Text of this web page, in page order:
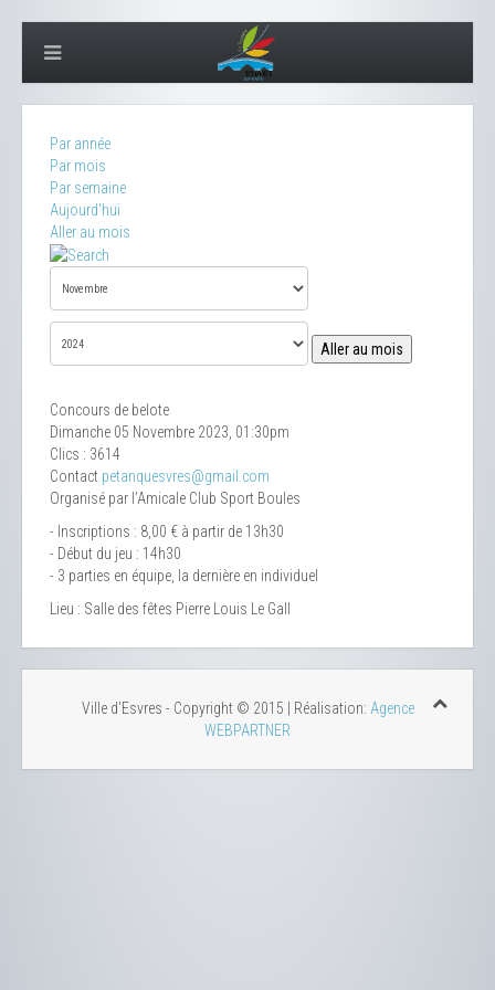
Par année
Par mois
Par semaine
Aujourd'hui
Aller au mois
Aller au mois
Concours de belote
Dimanche 05 Novembre 2023, 01:30pm
Clics : 3614
Contact petanquesvres@gmail.com
Organisé par l’Amicale Club Sport Boules
- Inscriptions : 8,00 € à partir de 13h30
- Début du jeu : 14h30
- 3 parties en équipe, la dernière en individuel
Lieu : Salle des fêtes Pierre Louis Le Gall
Ville d'Esvres - Copyright © 2015 | Réalisation: Agence
WEBPARTNER